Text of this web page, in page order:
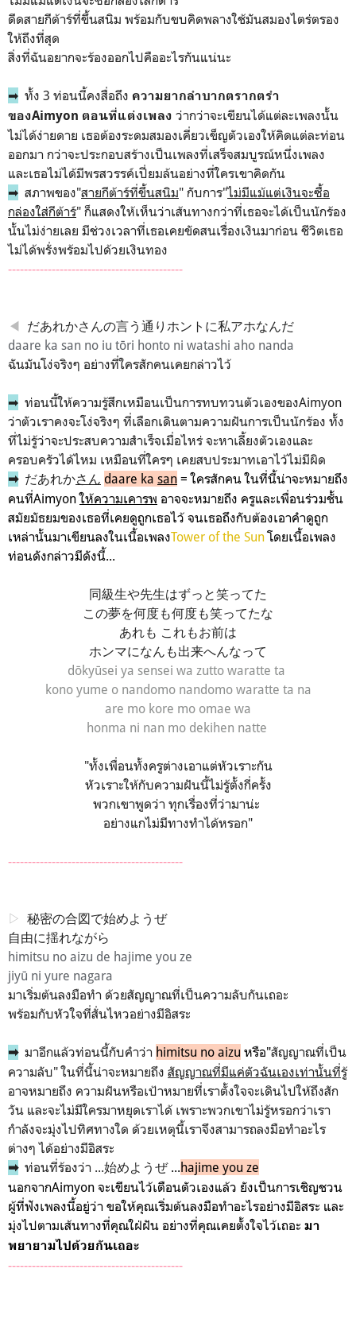
ดีดสายกีต้าร์ที่ขึ้นสนิม พร้อมกับขบคิดพลางใช้มันสมองไตร่ตรอง
ให้ถึงที่สุด
สิ่งที่ฉันอยากจะร้องออกไปคืออะไรกันแน่นะ
➡ ทั้ง 3 ท่อนนี้คงสื่อถึง ความยากลำบากตรากตรำ
ของAimyon ตอนที่แต่งเพลง ว่ากว่าจะเขียนได้แต่ละเพลงนั้น
ไม่ได้ง่ายดาย เธอต้องระดมสมองเคี่ยวเข็ญตัวเองให้คิดแต่ละท่อน
ออกมา กว่าจะประกอบสร้างเป็นเพลงที่เสร็จสมบูรณ์หนึ่งเพลง
และเธอไม่ได้มีพรสวรรค์เปี่ยมล้นอย่างที่ใครเขาคิดกัน
➡ สภาพของ"สายกีต้าร์ที่ขึ้นสนิม" กับการ"ไม่มีแม้แต่เงินจะซื้อ
กล่องใส่กีต้าร์" ก็แสดงให้เห็นว่าเส้นทางกว่าที่เธอจะได้เป็นนักร้อง
นั้นไม่ง่ายเลย มีช่วงเวลาที่เธอเคยขัดสนเรื่องเงินมาก่อน ชีวิตเธอ
ไม่ได้พรั่งพร้อมไปด้วยเงินทอง
--------------------------------------------
◀ だあれかさんの言う通りホントに私アホなんだ
daare ka san no iu tōri honto ni watashi aho nanda
ฉันมันโง่จริงๆ อย่างที่ใครสักคนเคยกล่าวไว้
➡ ท่อนนี้ให้ความรู้สึกเหมือนเป็นการทบทวนตัวเองของAimyon
ว่าตัวเราคงจะโง่จริงๆ ที่เลือกเดินตามความฝันการเป็นนักร้อง ทั้ง
ที่ไม่รู้ว่าจะประสบความสำเร็จเมื่อไหร่ จะหาเลี้ยงตัวเองและ
ครอบครัวได้ไหม เหมือนที่ใครๆ เคยสบประมาทเอาไว้ไม่มีผิด
➡ だあれかさん daare ka san = ใครสักคน ในที่นี้น่าจะหมายถึง
คนที่Aimyonให้ความเคารพ อาจจะหมายถึง ครูและเพื่อนร่วมชั้น
สมัยมัธยมของเธอที่เคยดูถูกเธอไว้ จนเธอถึงกับต้องเอาคำดูถูก
เหล่านั้นมาเขียนลงในเนื้อเพลงTower of the Sunโดยเนื้อเพลง
ท่อนดังกล่าวมีดังนี้...
同級生や先生はずっと笑ってた
この夢を何度も何度も笑ってたな
あれも これもお前は
ホンマになんも出来へんなって
dōkyūsei ya sensei wa zutto waratte ta
kono yume o nandomo nandomo waratte ta na
are mo kore mo omae wa
honma ni nan mo dekihen natte
"ทั้งเพื่อนทั้งครูต่างเอาแต่หัวเราะกัน
หัวเราะให้กับความฝันนี้ไม่รู้ตั้งกี่ครั้ง
พวกเขาพูดว่า ทุกเรื่องที่ว่ามาน่ะ
อย่างแกไม่มีทางทำได้หรอก"
--------------------------------------------
▷ 秘密の合図で始めようぜ
自由に揺れながら
himitsu no aizu de hajime you ze
jiyū ni yure nagara
มาเริ่มต้นลงมือทำ ด้วยสัญญาณที่เป็นความลับกันเถอะ
พร้อมกับหัวใจที่สั่นไหวอย่างมีอิสระ
➡ มาอีกแล้วท่อนนี้กับคำว่า himitsu no aizu หรือ"สัญญาณที่เป็น
ความลับ" ในที่นี้น่าจะหมายถึง สัญญาณที่มีแค่ตัวฉันเองเท่านั้นที่รู้
อาจหมายถึง ความฝันหรือเป้าหมายที่เราตั้งใจจะเดินไปให้ถึงสัก
วัน และจะไม่มีใครมาหยุดเราได้ เพราะพวกเขาไม่รู้หรอกว่าเรา
กำลังจะมุ่งไปทิศทางใด ด้วยเหตุนี้เราจึงสามารถลงมือทำอะไร
ต่างๆ ได้อย่างมีอิสระ
➡ ท่อนที่ร้องว่า ...始めようぜ...hajime you ze
นอกจากAimyon จะเขียนไว้เตือนตัวเองแล้ว ยังเป็นการเชิญชวน
ผู้ที่ฟังเพลงนี้อยู่ว่า ขอให้คุณเริ่มต้นลงมือทำอะไรอย่างมีอิสระ และ
มุ่งไปตามเส้นทางที่คุณใฝ่ฝัน อย่างที่คุณเคยตั้งใจไว้เถอะ มา
พยายามไปด้วยกันเถอะ
--------------------------------------------